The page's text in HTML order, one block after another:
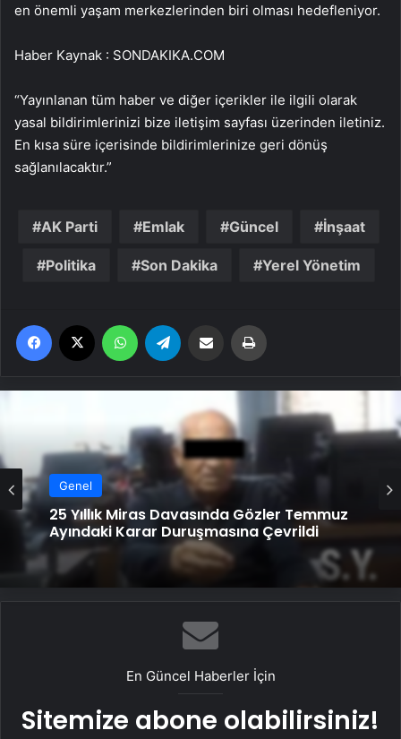
en önemli yaşam merkezlerinden biri olması hedefleniyor.
Haber Kaynak : SONDAKIKA.COM
“Yayınlanan tüm haber ve diğer içerikler ile ilgili olarak
yasal bildirimlerinizi bize iletişim sayfası üzerinden iletiniz.
En kısa süre içerisinde bildirimlerinize geri dönüş
sağlanılacaktır.”
AK Parti Emlak Güncel İnşaat
Politika Son Dakika Yerel Yönetim
Facebook WhatsApp Email'den paylaş
Genel
Ayındaki Karar Duruşmasına Çevrildi
Genel
Ortopodoloji İle Diyabetik Ayak Yarası
Tedavisi
En Güncel Haberler İçin
Sitemize abone olabilirsiniz!